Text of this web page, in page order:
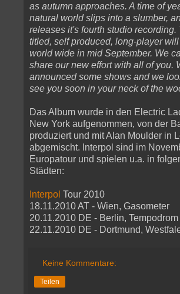
as autumn approaches. A time of
natural world slips into a slumber,
releases it's fourth studio recording.
titled, self produced, long-player
world wide in mid September. We
share our new effort with all of you.
announced some shows and we
see you soon in your neck of the
Das Album wurde in den Electric
New York aufgenommen, von der
produziert und mit Alan Moulder in
abgemischt. Interpol sind im
Europatour und spielen u.a. in
Städten:
Interpol Tour 2010
18.11.2010 AT - Wien, Gasometer
20.11.2010 DE - Berlin, Tempodrom
22.11.2010 DE - Dortmund,
Keine Kommentare:
Teilen